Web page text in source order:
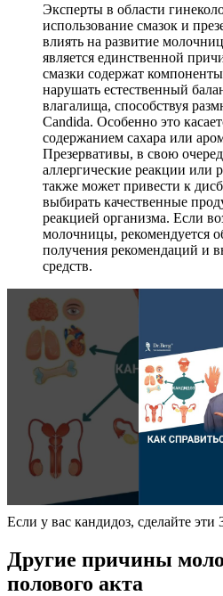
Эксперты в области
использование смазок и
влиять на развитие
является единственной
смазки содержат
нарушать естественный
влагалища, способствуя
Candida. Особенно это
содержанием сахара или
Презервативы, в свою
аллергические реакции или
также может привести к
выбирать качественные
реакцией организма. Если
молочницы, рекомендуется
получения рекомендаций и
средств.
Если у вас кандидоз, сделайте эти
Другие причины
полового акта